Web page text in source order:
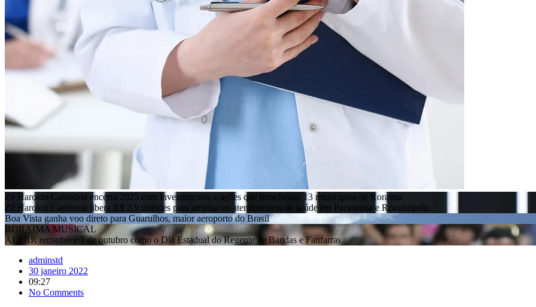
Zé Haroldo Cathedral encerra 2025 com investimentos e ações que beneficiam 13 municípios de Roraima
Zé Haroldo Cathedral libera R$ 2,9 milhões para ampliar os atendimentos de saúde em Pacaraima e Rorainópolis
Boa Vista ganha voo direto para Guarulhos, maior aeroporto do Brasil
RORAIMA MUSICAL
ALERR reconhece 7 de outubro como o Dia Estadual do Regente de Bandas e Fanfarras
adminstd
30 janeiro 2022
09:27
No Comments